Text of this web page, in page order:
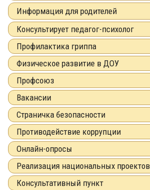
Информация для родителей
Консультирует педагог-психолог
Профилактика гриппа
Физическое развитие в ДОУ
Профсоюз
Вакансии
Страничка безопасности
Противодействие коррупции
Онлайн-опросы
Реализация национальных проектов
Консультативный пункт